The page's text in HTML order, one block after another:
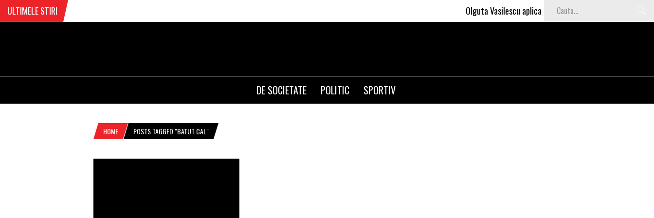
ULTIMELE STIRI Olguta Vasilescu aplica invataturile lui Nea Marin: somajul
DE SOCIETATE POLITIC SPORTIV
HOME POSTS TAGGED "BATUT CAL"